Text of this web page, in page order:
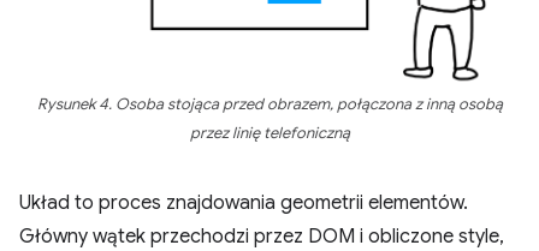
Rysunek 4. Osoba stojąca przed obrazem, połączona z inną osobą
przez linię telefoniczną
Układ to proces znajdowania geometrii elementów.
Główny wątek przechodzi przez DOM i obliczone style,